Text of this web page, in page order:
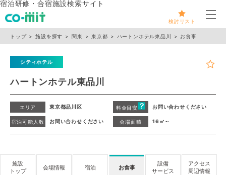
宿泊研修・合宿施設検索サイト
検討リスト
メ
トップ 施設を探す 関東 東京都 ハートンホテル東品川 お食事
シティホテル
ハートンホテル東品川
エリア 東京都品川区 料金目安 お問い合わせください
宿泊可能人数 お問い合わせください 会場面積 16㎡～
施設
トップ
会場情報 宿泊 お食事
設備
サービス
アクセス
周辺情報